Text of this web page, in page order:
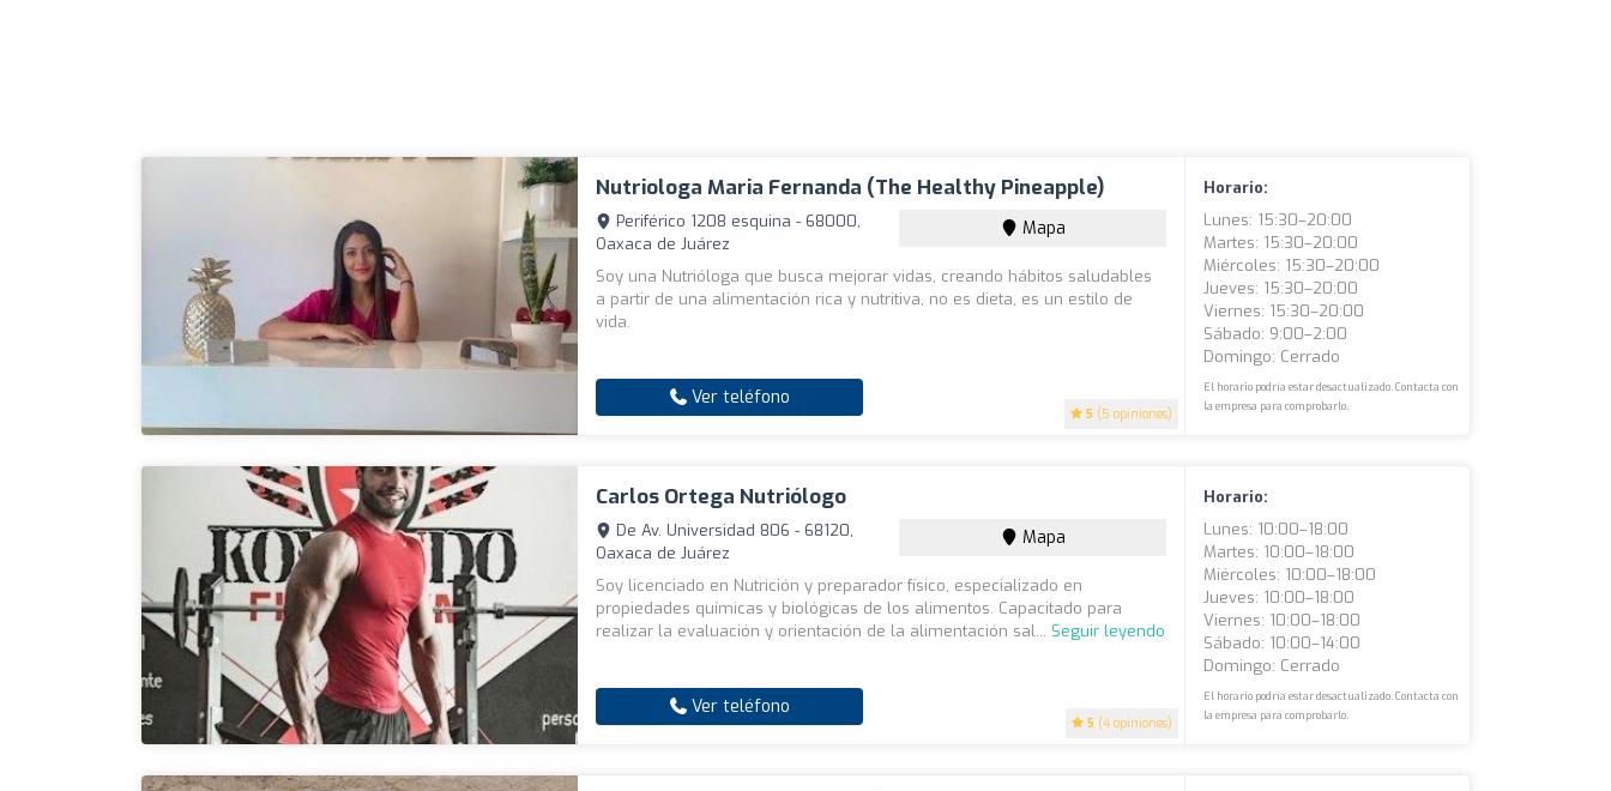
Nutriologa Maria Fernanda (The Healthy Pineapple)
5 (5 opiniones)
Periférico 1208 esquina - 68000,
Oaxaca de Juárez
Mapa
Soy una Nutrióloga que busca mejorar vidas, creando hábitos saludables
a partir de una alimentación rica y nutritiva, no es dieta, es un estilo de
vida.
Ver teléfono
Horario:
Lunes: 15:30–20:00
Martes: 15:30–20:00
Miércoles: 15:30–20:00
Jueves: 15:30–20:00
Viernes: 15:30–20:00
Sábado: 9:00–2:00
Domingo: Cerrado
El horario podría estar desactualizado. Contacta con
la empresa para comprobarlo.
Carlos Ortega Nutriólogo
5 (4 opiniones)
De Av. Universidad 806 - 68120,
Oaxaca de Juárez
Mapa
Soy licenciado en Nutrición y preparador físico, especializado en
propiedades químicas y biológicas de los alimentos. Capacitado para
realizar la evaluación y orientación de la alimentación sal... Seguir leyendo
Ver teléfono
Horario:
Lunes: 10:00–18:00
Martes: 10:00–18:00
Miércoles: 10:00–18:00
Jueves: 10:00–18:00
Viernes: 10:00–18:00
Sábado: 10:00–14:00
Domingo: Cerrado
El horario podría estar desactualizado. Contacta con
la empresa para comprobarlo.